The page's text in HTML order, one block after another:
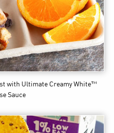
with Ultimate Creamy White™
Sauce